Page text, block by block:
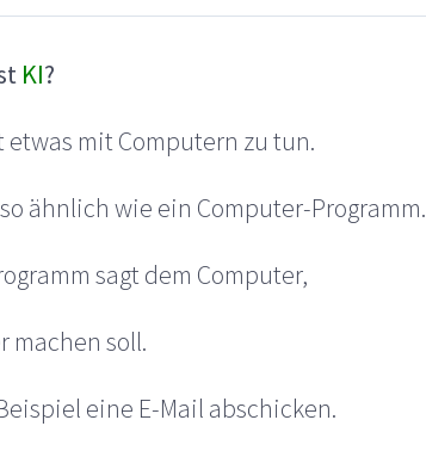
KI?
etwas mit Computern zu tun.
ähnlich wie ein Computer-Programm.
sagt dem Computer,
machen soll.
eine E-Mail abschicken.